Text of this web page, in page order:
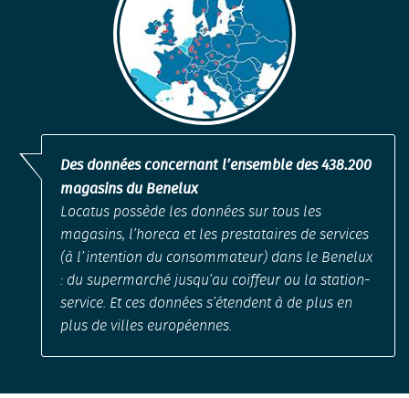
Des données concernant l’ensemble des 438.200
magasins du Benelux
Locatus possède les données sur tous les
magasins, l’horeca et les prestataires de services
(à l’intention du consommateur) dans le Benelux
: du supermarché jusqu’au coiffeur ou la station-
service. Et ces données s’étendent à de plus en
plus de villes européennes.